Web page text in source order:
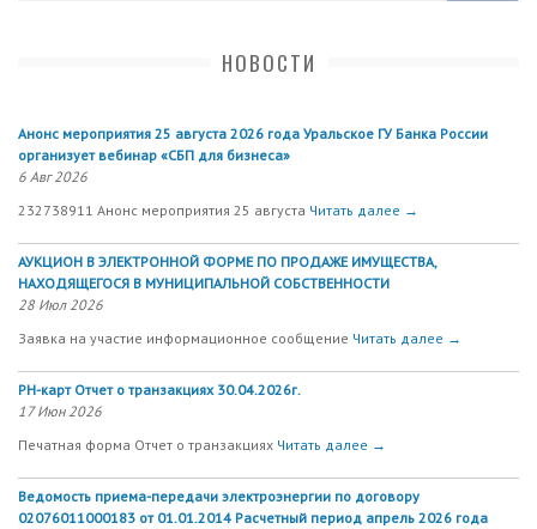
НОВОСТИ
Анонс мероприятия 25 августа 2026 года Уральское ГУ Банка России
организует вебинар «СБП для бизнеса»
6 Авг 2026
232738911 Анонс мероприятия 25 августа Читать далее →
АУКЦИОН В ЭЛЕКТРОННОЙ ФОРМЕ ПО ПРОДАЖЕ ИМУЩЕСТВА,
НАХОДЯЩЕГОСЯ В МУНИЦИПАЛЬНОЙ СОБСТВЕННОСТИ
28 Июл 2026
Заявка на участие информационное сообщение Читать далее →
РН-карт Отчет о транзакциях 30.04.2026г.
17 Июн 2026
Печатная форма Отчет о транзакциях Читать далее →
Ведомость приема-передачи электроэнергии по договору
02076011000183 от 01.01.2014 Расчетный период апрель 2026 года